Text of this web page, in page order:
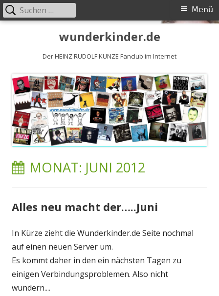
wunderkinder.de
Der HEINZ RUDOLF KUNZE Fanclub im Internet
Primäres
Menü
Suchen
nach:
MONAT: JUNI 2012
Alles neu macht der…..Juni
In Kürze zieht die Wunderkinder.de Seite nochmal
auf einen neuen Server um.
Es kommt daher in den ein nächsten Tagen zu
einigen Verbindungsproblemen. Also nicht
wundern....